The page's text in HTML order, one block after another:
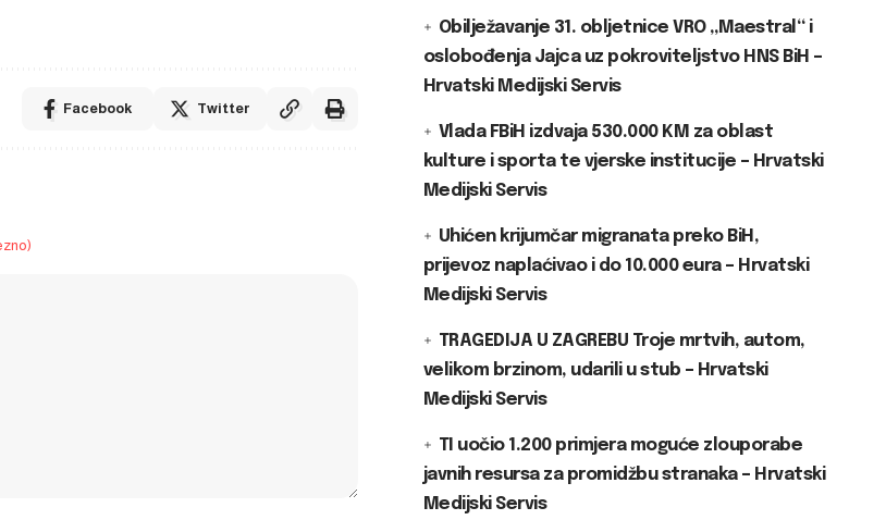
Facebook Twitter
Obilježavanje 31. obljetnice VRO „Maestral“ i
oslobođenja Jajca uz pokroviteljstvo HNS BiH –
Hrvatski Medijski Servis
Vlada FBiH izdvaja 530.000 KM za oblast
kulture i sporta te vjerske institucije – Hrvatski
Medijski Servis
Uhićen krijumčar migranata preko BiH,
prijevoz naplaćivao i do 10.000 eura – Hrvatski
Medijski Servis
TRAGEDIJA U ZAGREBU Troje mrtvih, autom,
velikom brzinom, udarili u stub – Hrvatski
Medijski Servis
TI uočio 1.200 primjera moguće zlouporabe
javnih resursa za promidžbu stranaka – Hrvatski
Medijski Servis